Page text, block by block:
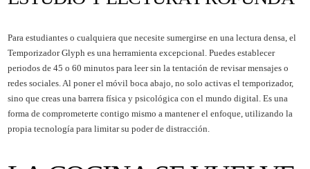
Para estudiantes o cualquiera que necesite sumergirse en una lectura densa, el
Temporizador Glyph es una herramienta excepcional. Puedes establecer
periodos de 45 o 60 minutos para leer sin la tentación de revisar mensajes o
redes sociales. Al poner el móvil boca abajo, no solo activas el temporizador,
sino que creas una barrera física y psicológica con el mundo digital. Es una
forma de comprometerte contigo mismo a mantener el enfoque, utilizando la
propia tecnología para limitar su poder de distracción.